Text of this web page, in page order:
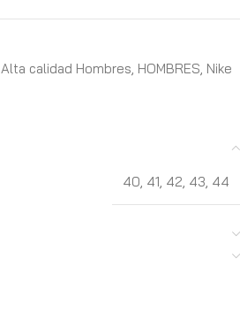
Alta calidad Hombres, HOMBRES, Nike
40, 41, 42, 43, 44